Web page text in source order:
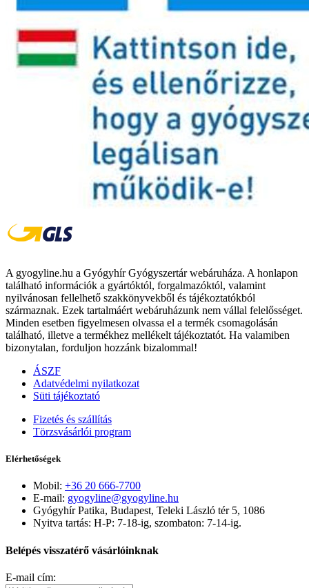
A gyogyline.hu a Gyógyhír Gyógyszertár webáruháza. A honlapon
található információk a gyártóktól, forgalmazóktól, valamint
nyilvánosan fellelhető szakkönyvekből és tájékoztatókból
származnak. Ezek tartalmáért webáruházunk nem vállal felelősséget.
Minden esetben figyelmesen olvassa el a termék csomagolásán
található, illetve a termékhez mellékelt tájékoztatót. Ha valamiben
bizonytalan, forduljon hozzánk bizalommal!
ÁSZF
Adatvédelmi nyilatkozat
Süti tájékoztató
Fizetés és szállítás
Törzsvásárlói program
Elérhetőségek
Mobil: +36 20 666-7700
E-mail: gyogyline@gyogyline.hu
Gyógyhír Patika, Budapest, Teleki László tér 5, 1086
Nyitva tartás: H-P: 7-18-ig, szombaton: 7-14-ig.
Belépés visszatérő vásárlóinknak
E-mail cím: